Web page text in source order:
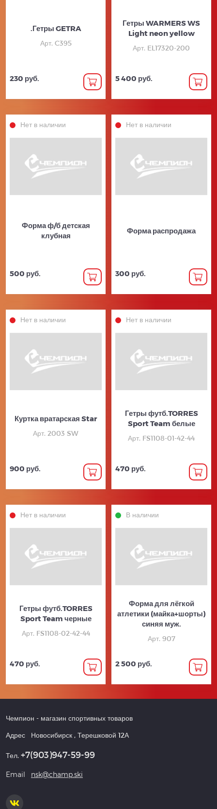
.Гетры GETRA
Арт. C395
230 руб.
Гетры WARMERS WS
Light neon yellow
Арт. EL17320-200
5 400 руб.
Нет в наличии
Форма ф/б детская
клубная
500 руб.
Нет в наличии
Форма распродажа
300 руб.
Нет в наличии
Куртка вратарская Star
Арт. 2003 SW
900 руб.
Нет в наличии
Гетры футб.TORRES
Sport Team белые
Арт. FS1108-01-42-44
470 руб.
Нет в наличии
Гетры футб.TORRES
Sport Team черные
Арт. FS1108-02-42-44
470 руб.
В наличии
Форма для лёгкой
атлетики (майка+шорты)
синяя муж.
Арт. 907
2 500 руб.
Чемпион - магазин спортивных товаров
Адрес Новосибирск , Терешковой 12А
Тел. +7(903)947-59-99
Email nsk@champ.ski